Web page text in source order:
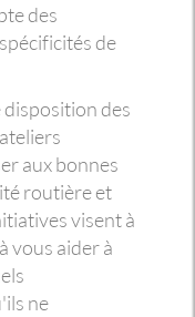
des
de
des
aux bonnes
routière et
visent à
vous aider à
ne